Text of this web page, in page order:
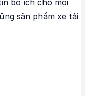
bổ ích cho mọi
sản phẩm xe tải